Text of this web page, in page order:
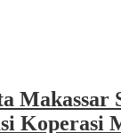
Makassar
Koperasi